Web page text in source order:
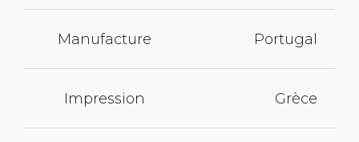
Manufacture Portugal
Impression Grèce